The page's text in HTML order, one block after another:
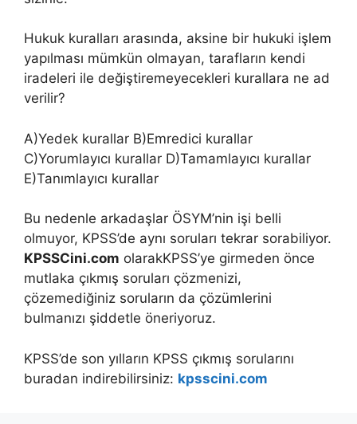
Hukuk kuralları arasında, aksine bir hukuki işlem
yapılması mümkün olmayan, tarafların kendi
iradeleri ile değiştiremeyecekleri kurallara ne ad
verilir?
A)Yedek kurallar B)Emredici kurallar
C)Yorumlayıcı kurallar D)Tamamlayıcı kurallar
E)Tanımlayıcı kurallar
Bu nedenle arkadaşlar ÖSYM’nin işi belli
olmuyor, KPSS’de aynı soruları tekrar sorabiliyor.
KPSSCini.com olarakKPSS’ye girmeden önce
mutlaka çıkmış soruları çözmenizi,
çözemediğiniz soruların da çözümlerini
bulmanızı şiddetle öneriyoruz.
KPSS’de son yılların KPSS çıkmış sorularını
buradan indirebilirsiniz: kpsscini.com